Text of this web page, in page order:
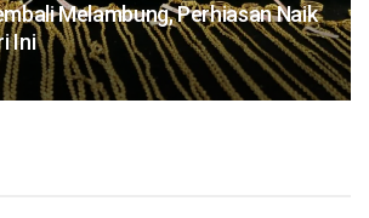
Melambung, Perhiasan Naik
Ini